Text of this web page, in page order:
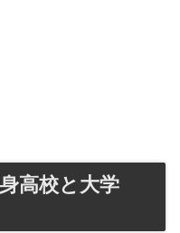
高校と大学